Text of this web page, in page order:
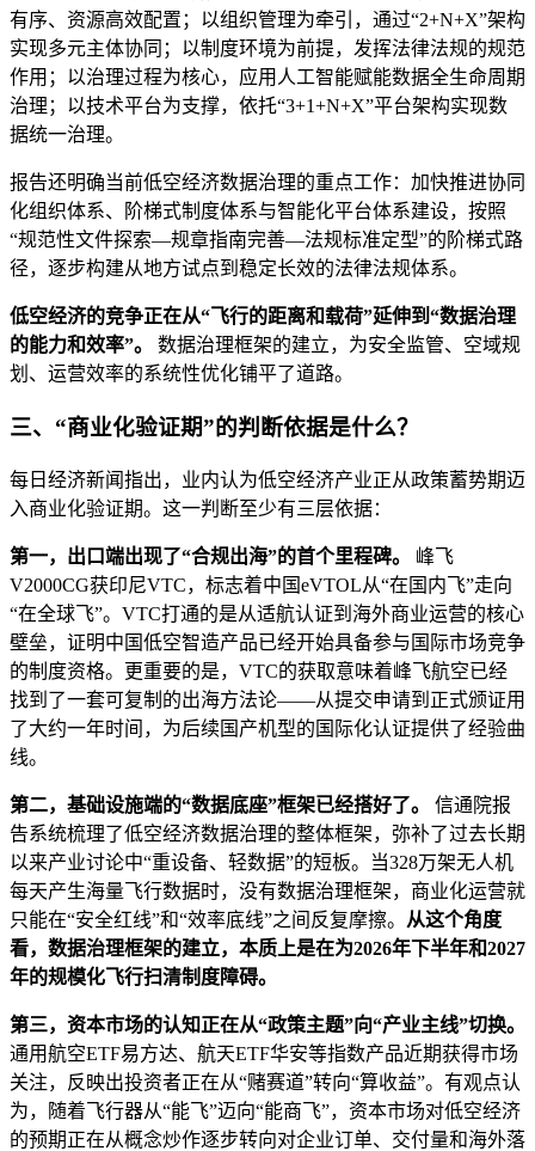
有序、资源高效配置；以组织管理为牵引，通过“2+N+X”架构
实现多元主体协同；以制度环境为前提，发挥法律法规的规范
作用；以治理过程为核心，应用人工智能赋能数据全生命周期
治理；以技术平台为支撑，依托“3+1+N+X”平台架构实现数
据统一治理。
报告还明确当前低空经济数据治理的重点工作：加快推进协同
化组织体系、阶梯式制度体系与智能化平台体系建设，按照
“规范性文件探索—规章指南完善—法规标准定型”的阶梯式路
径，逐步构建从地方试点到稳定长效的法律法规体系。
低空经济的竞争正在从“飞行的距离和载荷”延伸到“数据治理
的能力和效率”。
数据治理框架的建立，为安全监管、空域规
划、运营效率的系统性优化铺平了道路。
三、“商业化验证期”的判断依据是什么？
每日经济新闻指出，业内认为低空经济产业正从政策蓄势期迈
入商业化验证期。这一判断至少有三层依据：
第一，出口端出现了“合规出海”的首个里程碑。
峰飞
V2000CG获印尼VTC，标志着中国eVTOL从“在国内飞”走向
“在全球飞”。VTC打通的是从适航认证到海外商业运营的核心
壁垒，证明中国低空智造产品已经开始具备参与国际市场竞争
的制度资格。更重要的是，VTC的获取意味着峰飞航空已经
找到了一套可复制的出海方法论——从提交申请到正式颁证用
了大约一年时间，为后续国产机型的国际化认证提供了经验曲
线。
第二，基础设施端的“数据底座”框架已经搭好了。
信通院报
告系统梳理了低空经济数据治理的整体框架，弥补了过去长期
以来产业讨论中“重设备、轻数据”的短板。当328万架无人机
每天产生海量飞行数据时，没有数据治理框架，商业化运营就
只能在“安全红线”和“效率底线”之间反复摩擦。 从这个角度
看，数据治理框架的建立，本质上是在为2026年下半年和2027
年的规模化飞行扫清制度障碍。
第三，资本市场的认知正在从“政策主题”向“产业主线”切换。
通用航空ETF易方达、航天ETF华安等指数产品近期获得市场
关注，反映出投资者正在从“赌赛道”转向“算收益”。有观点认
为，随着飞行器从“能飞”迈向“能商飞”，资本市场对低空经济
的预期正在从概念炒作逐步转向对企业订单、交付量和海外落